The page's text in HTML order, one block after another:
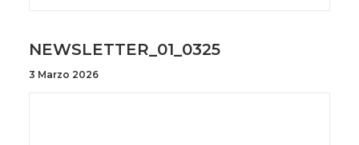
NEWSLETTER_01_0325
3 Marzo 2026